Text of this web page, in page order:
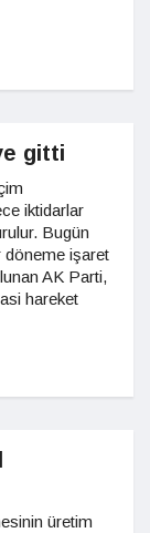
gitti
iktidarlar
Bugün
döneme işaret
AK Parti,
hareket
üretim